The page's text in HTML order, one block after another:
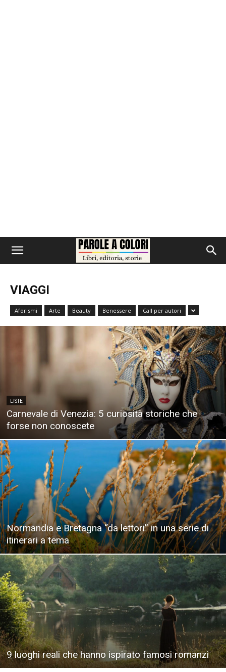
VIAGGI
Aforismi Arte Beauty Benessere Call per autori
LISTE
Carnevale di Venezia: 5 curiosità storiche che
forse non conoscete
Normandia e Bretagna “da lettori” in una serie di
itinerari a tema
9 luoghi reali che hanno ispirato famosi romanzi